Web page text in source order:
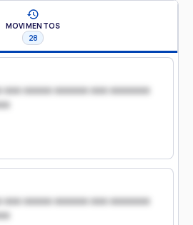
MOVIMENTOS
28
xxxxx xxxxxx xxx xxxxxxx
xxxxx xxxxxx xxx xxxxxxx